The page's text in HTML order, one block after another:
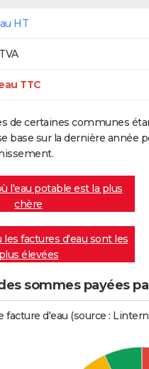
HT
TTC
de certaines communes
base sur la dernière année
l'eau potable est la plus
chère
les factures d'eau sont les
plus élevées
sommes payées
facture d'eau (source :